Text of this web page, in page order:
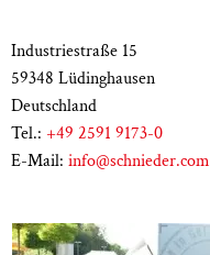
Industriestraße 15
59348 Lüdinghausen
Deutschland
Tel.: +49 2591 9173-0
E-Mail: info@schnieder.com